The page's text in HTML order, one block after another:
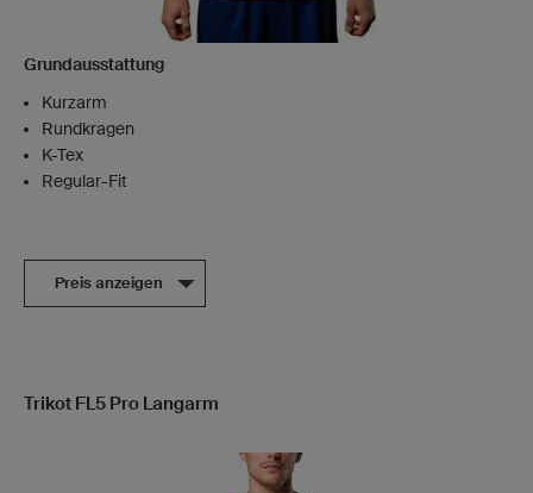
Grundausstattung
Kurzarm
Rundkragen
K-Tex
Regular-Fit
Preis anzeigen
Trikot FL5 Pro Langarm